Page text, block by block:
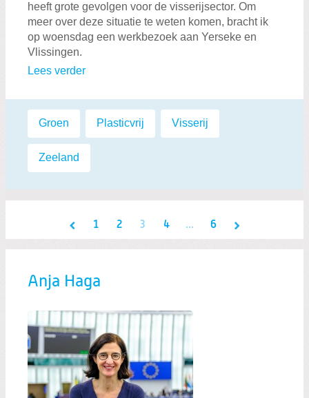
heeft grote gevolgen voor de visserijsector. Om
meer over deze situatie te weten komen, bracht ik
op woensdag een werkbezoek aan Yerseke en
Vlissingen.
Lees verder
Labels:
Groen Plasticvrij Visserij
Zeeland
1 2 3 4 ... 6
Anja Haga